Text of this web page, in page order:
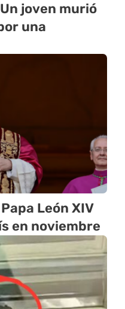
joven murió
una
León XIV
en noviembre